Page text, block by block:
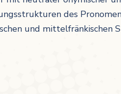
des
und mittelfränkischen